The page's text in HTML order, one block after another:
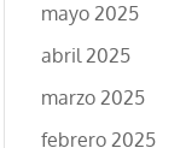
mayo 2025
abril 2025
marzo 2025
febrero 2025